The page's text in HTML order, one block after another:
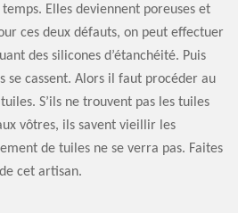
Elles deviennent poreuses et
ces deux défauts, on peut effectuer
des silicones d’étanchéité. Puis
se cassent. Alors il faut procéder au
S’ils ne trouvent pas les tuiles
vôtres, ils savent vieillir les
de tuiles ne se verra pas. Faites
cet artisan.